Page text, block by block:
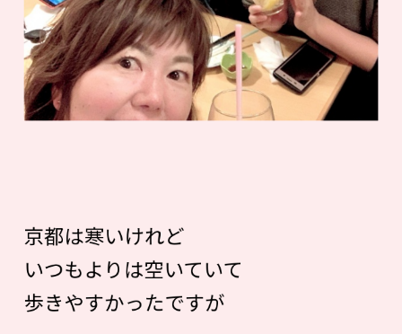
京都は寒いけれど
いつもよりは空いていて
歩きやすかったですが